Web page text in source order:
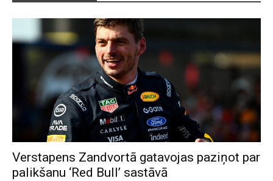
Verstapens Zandvortā gatavojas paziņot par
palikšanu ‘Red Bull’ sastāvā